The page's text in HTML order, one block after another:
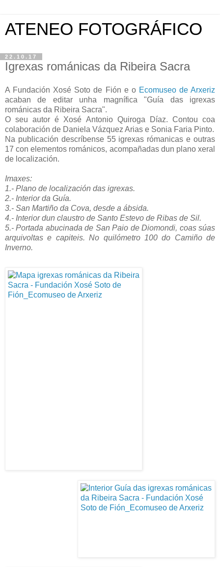
ATENEO FOTOGRÁFICO
22.10.17
Igrexas románicas da Ribeira Sacra
A Fundación Xosé Soto de Fión e o Ecomuseo de Arxeriz
acaban de editar unha magnífica "Guía das igrexas
románicas da Ribeira Sacra".
O seu autor é Xosé Antonio Quiroga
Díaz. Contou coa
colaboración de Daniela Vázquez Arias e Sonia Faria Pinto.
Na publicación descríbense 55 igrexas rómanicas e outras
17 con elementos románicos, acompañadas dun plano xeral
de localización.
Imaxes:
1.- Plano de localización das igrexas.
2.- Interior da Guía.
3.- San Martiño da Cova, desde a ábsida.
4.- Interior dun claustro de Santo Estevo de Ribas de Sil.
5.- Portada abucinada de San Paio de Diomondi, coas súas
arquivoltas e capiteis. No quilómetro 100 do Camiño de
Inverno.